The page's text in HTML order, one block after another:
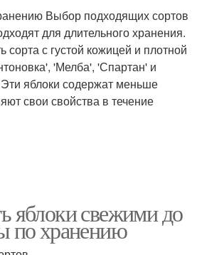
Выбор подходящих сортов
для длительного хранения.
с густой кожицей и плотной
'Мелба', 'Спартан' и
яблоки содержат меньше
свои свойства в течение
яблоки свежими до
по хранению